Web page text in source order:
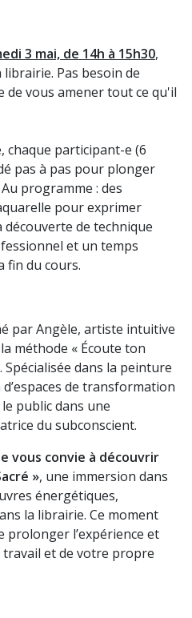
3 mai, de 14h à 15h30,
Pas besoin de
de vous amener tout ce qu'il
chaque participant-e (6
pas à pas pour plonger
programme : des
pour exprimer
de technique
et un temps
fin du cours.
par Angèle, artiste intuitive
méthode « Écoute ton
dans la peinture
de transformation
public dans une
du subconscient.
vous convie à découvrir
», une immersion dans
énergétiques,
la librairie. Ce moment
prolonger l’expérience et
travail et de votre propre